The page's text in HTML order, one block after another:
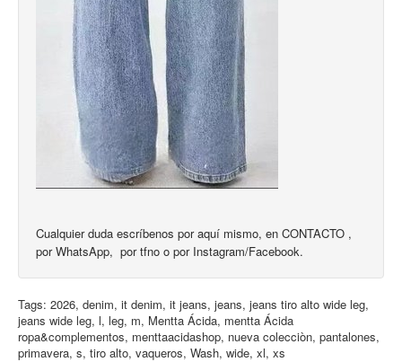
Cualquier duda escríbenos por aquí mismo, en CONTACTO ,
por WhatsApp, por tfno o por Instagram/Facebook.
Tags: 2026, denim, it denim, it jeans, jeans, jeans tiro alto wide leg,
jeans wide leg, l, leg, m, Mentta Ácida, mentta Ácida
ropa&complementos, menttaacidashop, nueva colecciòn, pantalones,
primavera, s, tiro alto, vaqueros, Wash, wide, xl, xs